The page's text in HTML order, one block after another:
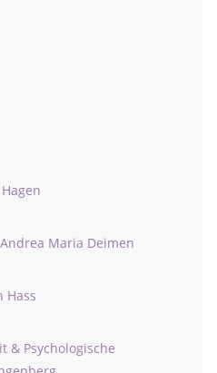
Maria Deimen
Hass
& Psychologische